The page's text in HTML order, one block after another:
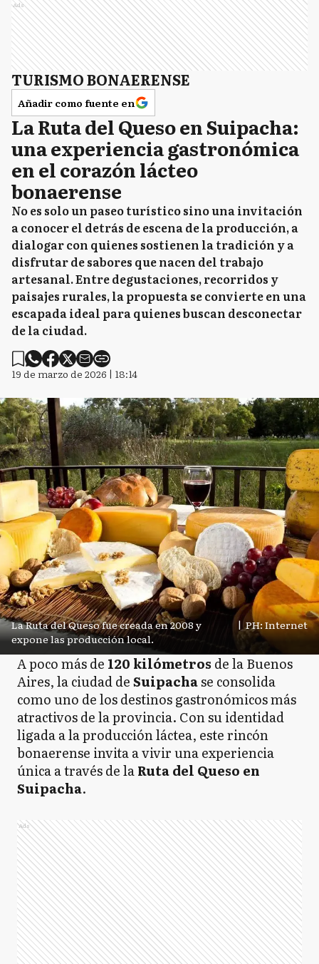
Ads
TURISMO BONAERENSE
Añadir como fuente en
La Ruta del Queso en Suipacha:
una experiencia gastronómica
en el corazón lácteo
bonaerense
No es solo un paseo turístico sino una invitación
a conocer el detrás de escena de la producción, a
dialogar con quienes sostienen la tradición y a
disfrutar de sabores que nacen del trabajo
artesanal. Entre degustaciones, recorridos y
paisajes rurales, la propuesta se convierte en una
escapada ideal para quienes buscan desconectar
de la ciudad.
19 de marzo de 2026 | 18:14
La Ruta del Queso fue creada en 2008 y
expone las producción local.
| PH: Internet
A poco más de 120 kilómetros de la Buenos
Aires, la ciudad deSuipachase consolida
como uno de los destinos gastronómicos más
atractivos de la provincia. Con su identidad
ligada a la producción láctea, este rincón
bonaerense invita a vivir una experiencia
única a través de laRuta del Queso en
Suipacha.
Ads